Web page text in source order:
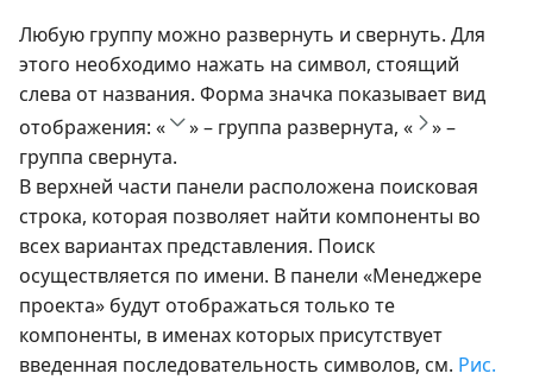
Любую группу можно развернуть и свернуть. Для
этого необходимо нажать на символ, стоящий
слева от названия. Форма значка показывает вид
отображения: «
» – группа развернута, «
» –
группа свернута.
В верхней части панели расположена поисковая
строка, которая позволяет найти компоненты во
всех вариантах представления. Поиск
осуществляется по имени. В панели «Менеджере
проекта» будут отображаться только те
компоненты, в именах которых присутствует
введенная последовательность символов, см. Рис.